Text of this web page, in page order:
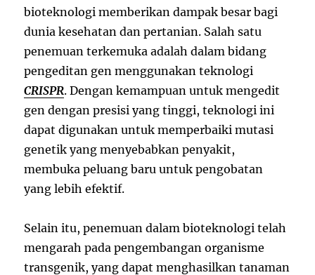
bioteknologi memberikan dampak besar bagi
dunia kesehatan dan pertanian. Salah satu
penemuan terkemuka adalah dalam bidang
pengeditan gen menggunakan teknologi
CRISPR. Dengan kemampuan untuk mengedit
gen dengan presisi yang tinggi, teknologi ini
dapat digunakan untuk memperbaiki mutasi
genetik yang menyebabkan penyakit,
membuka peluang baru untuk pengobatan
yang lebih efektif.
Selain itu, penemuan dalam bioteknologi telah
mengarah pada pengembangan organisme
transgenik, yang dapat menghasilkan tanaman